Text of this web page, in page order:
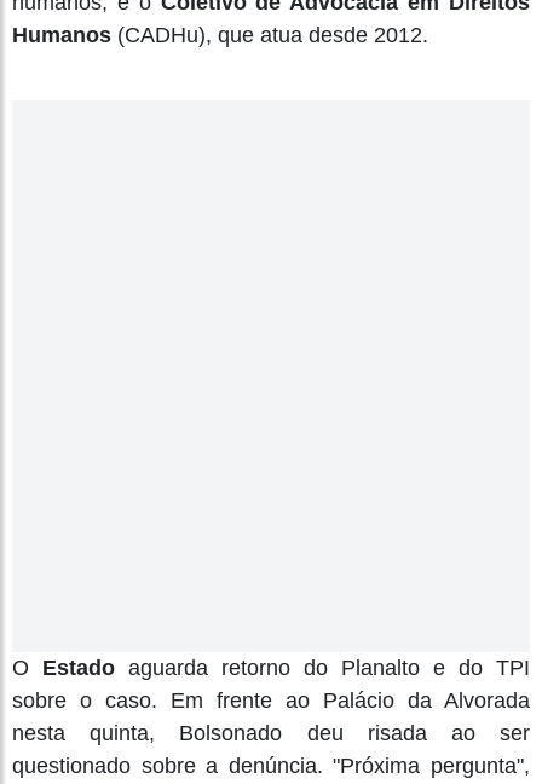
Humanos (CADHu), que atua desde 2012.
O Estado aguarda retorno do Planalto e do TPI
sobre o caso. Em frente ao Palácio da Alvorada
nesta quinta, Bolsonado deu risada ao ser
questionado sobre a denúncia. "Próxima pergunta",